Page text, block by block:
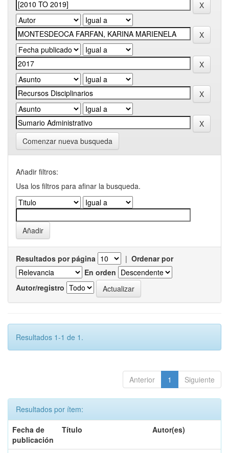
Comenzar nueva busqueda
Añadir filtros:
Usa los filtros para afinar la busqueda.
Resultados por página | Ordenar por
En orden
Autor/registro
Resultados 1-1 de 1.
Anterior 1 Siguiente
Resultados por ítem:
Fecha de
publicación
Título Autor(es)